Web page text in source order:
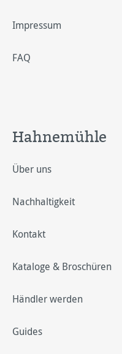
Impressum
FAQ
Hahnemühle
Über uns
Nachhaltigkeit
Kontakt
Kataloge & Broschüren
Händler werden
Guides